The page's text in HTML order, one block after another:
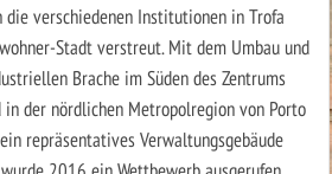
die verschiedenen Institutionen in Trofa
Stadt verstreut. Mit dem Umbau und
Brache im Süden des Zentrums
der nördlichen Metropolregion von Porto
repräsentatives Verwaltungsgebäude